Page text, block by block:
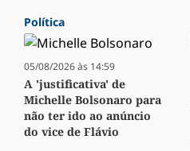
Política
05/08/2026 às 14:59
A 'justificativa' de
Michelle Bolsonaro para
não ter ido ao anúncio
do vice de Flávio